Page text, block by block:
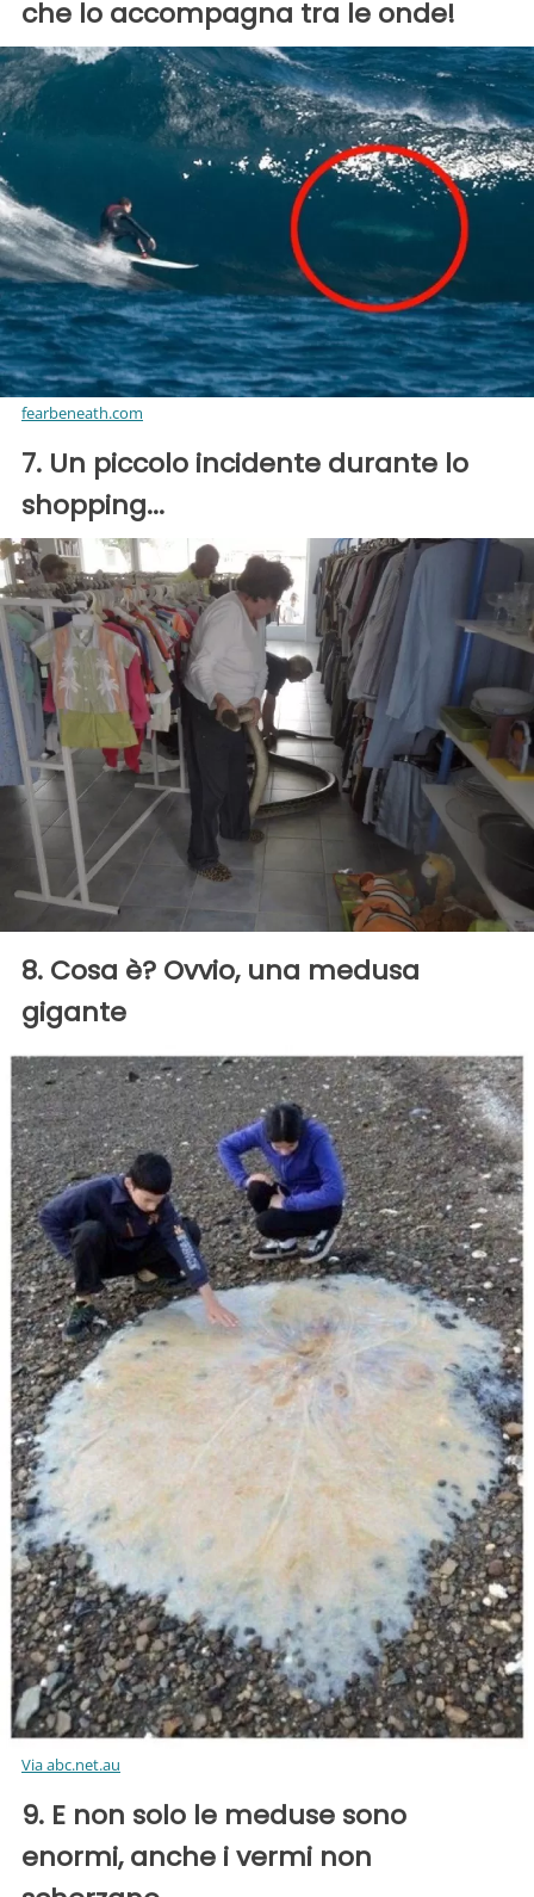
che lo accompagna tra le onde!
fearbeneath.com
7. Un piccolo incidente durante lo
shopping...
8. Cosa è? Ovvio, una medusa
gigante
Via abc.net.au
9. E non solo le meduse sono
enormi, anche i vermi non